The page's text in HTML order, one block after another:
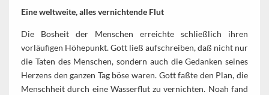
Eine weltweite, alles vernichtende Flut
Die Bosheit der Menschen erreichte schließlich ihren
vorläufigen Höhepunkt. Gott ließ aufschreiben, daß nicht nur
die Taten des Menschen, sondern auch die Gedanken seines
Herzens den ganzen Tag böse waren. Gott faßte den Plan, die
Menschheit durch eine Wasserflut zu vernichten. Noah fand